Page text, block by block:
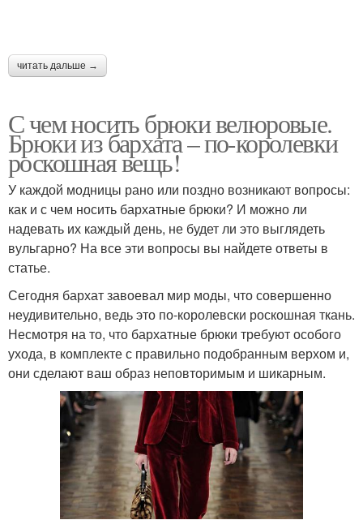
читать дальше →
С чем носить брюки велюровые.
Брюки из бархата – по-королевки
роскошная вещь!
У каждой модницы рано или поздно возникают вопросы:
как и с чем носить бархатные брюки? И можно ли
надевать их каждый день, не будет ли это выглядеть
вульгарно? На все эти вопросы вы найдете ответы в
статье.
Сегодня бархат завоевал мир моды, что совершенно
неудивительно, ведь это по-королевски роскошная ткань.
Несмотря на то, что бархатные брюки требуют особого
ухода, в комплекте с правильно подобранным верхом и,
они сделают ваш образ неповторимым и шикарным.